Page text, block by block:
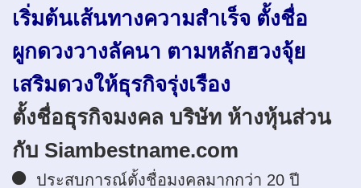
เริ่มต้นเส้นทางความสำเร็จ ตั้งชื่อ
ผูกดวงวางลัคนา ตามหลักฮวงจุ้ย
เสริมดวงให้ธุรกิจรุ่งเรือง
ตั้งชื่อธุรกิจมงคล บริษัท ห้างหุ้นส่วน
กับ Siambestname.com
ประสบการณ์ตั้งชื่อมงคลมากกว่า 20 ปี